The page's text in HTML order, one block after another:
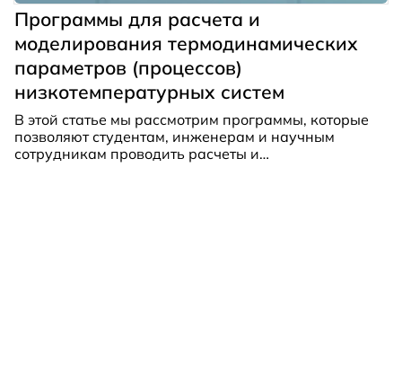
Программы для расчета и
моделирования термодинамических
параметров (процессов)
низкотемпературных систем
В этой статье мы рассмотрим программы, которые
позволяют студентам, инженерам и научным
сотрудникам проводить расчеты и